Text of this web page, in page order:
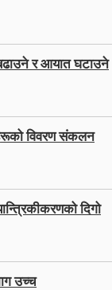
बढाउने र आयात घटाउने
विवरण संकलन
दिगो
उच्च